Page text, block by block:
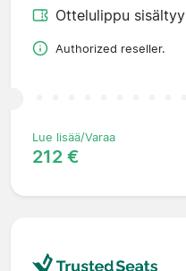
Ottelulippu sisältyy
Authorized reseller.
Lue lisää/Varaa
212 €